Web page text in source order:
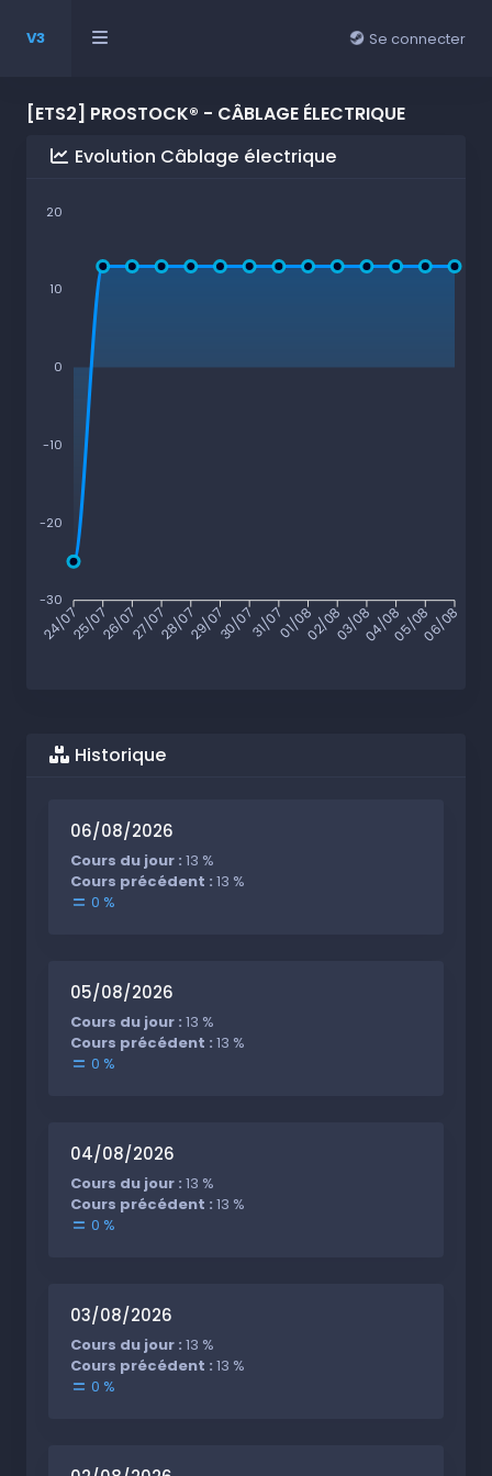
V3 Se connecter
[ETS2] PROSTOCK® - CÂBLAGE ÉLECTRIQUE
Evolution Câblage électrique
20
10
0
-10
-20
-30
24/0725/0726/0727/0728/0729/0730/0731/0701/0802/0803/0804/0805/0806/08
Historique
06/08/2026
Cours du jour : 13 %
Cours précédent : 13 %
0 %
05/08/2026
Cours du jour : 13 %
Cours précédent : 13 %
0 %
04/08/2026
Cours du jour : 13 %
Cours précédent : 13 %
0 %
03/08/2026
Cours du jour : 13 %
Cours précédent : 13 %
0 %